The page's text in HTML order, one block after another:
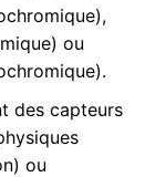
ou
des capteurs
ou